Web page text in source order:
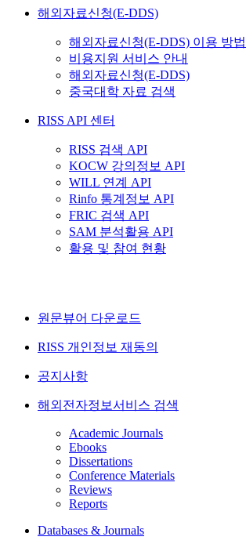
해외자료신청(E-DDS)
해외자료신청(E-DDS) 이용 방법
비용지원 서비스 안내
해외자료신청(E-DDS)
중국대학 자료 검색
RISS API 센터
RISS 검색 API
KOCW 강의정보 API
WILL 연계 API
Rinfo 통계정보 API
FRIC 검색 API
SAM 분석활용 API
활용 및 참여 현황
원문뷰어 다운로드
RISS 개인정보 재동의
공지사항
해외전자정보서비스 검색
Academic Journals
Ebooks
Dissertations
Conference Materials
Reviews
Reports
Databases & Journals